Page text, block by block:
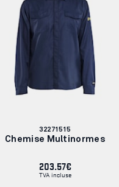
Numéro
d'article:
32271515
Chemise Multinormes
203.57€
TVA incluse